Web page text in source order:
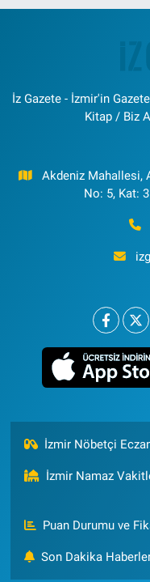
İz Gazete - İzmir'in
Kitap / Biz
Akdeniz Mahallesi,
No: 5, Kat:
İzmir Nöbetçi
İzmir Namaz
Puan Durumu ve
Son Dakika